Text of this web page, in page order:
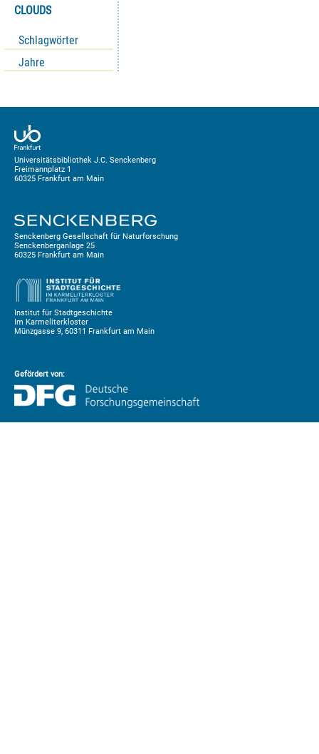
CLOUDS
Schlagwörter
Jahre
Universitätsbibliothek J.C. Senckenberg
Freimannplatz 1
60325 Frankfurt am Main
Senckenberg Gesellschaft für Naturforschung
Senckenberganlage 25
60325 Frankfurt am Main
Institut für Stadtgeschichte
Im Karmeliterkloster
Münzgasse 9, 60311 Frankfurt am Main
Gefördert von: